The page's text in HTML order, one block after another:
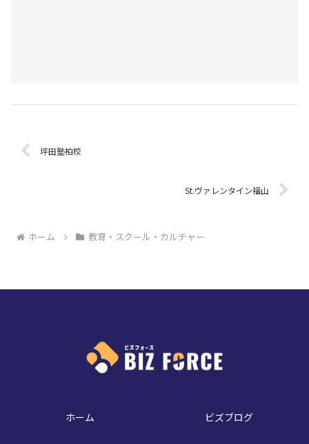
坪田塾柏校
St.ヴァレンタイン福山
ホーム 教育・スクール・カルチャー
ホーム ビズブログ